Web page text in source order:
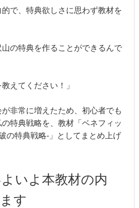
的で、特典欲しさに思わず教材を
山の特典を作ることができるんで
えてください！」
非常に増えたため、初心者でも
特典戦略を、教材「ベネフィッ
の特典戦略-」としてまとめ上げ
いよ本教材の内
す